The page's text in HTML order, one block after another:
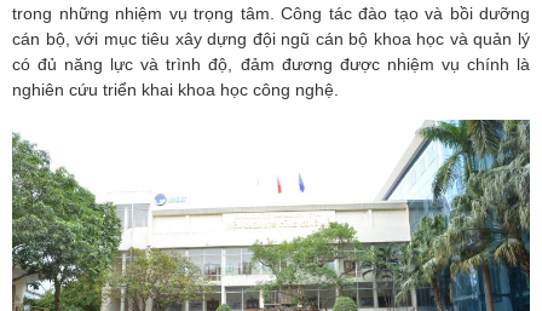
trong những nhiệm vụ trọng tâm. Công tác đào tạo và bồi dưỡng
cán bộ, với mục tiêu xây dựng đội ngũ cán bộ khoa học và quản lý
có đủ năng lực và trình độ, đảm đương được nhiệm vụ chính là
nghiên cứu triển khai khoa học công nghệ.